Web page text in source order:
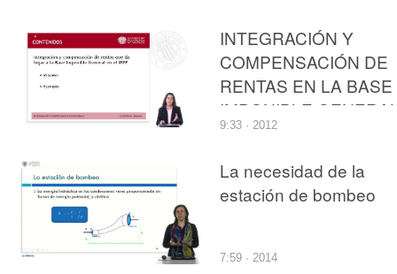
INTEGRACIÓN Y
COMPENSACIÓN DE
RENTAS EN LA BASE
IMPONIBLE
DEL IMPUESTO
PERSONAS FÍSICAS
9:33 · 2012
La necesidad de la
estación de bombeo
7:59 · 2014